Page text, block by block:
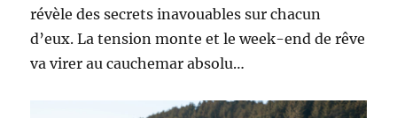
révèle des secrets inavouables sur chacun
d’eux. La tension monte et le week-end de rêve
va virer au cauchemar absolu…